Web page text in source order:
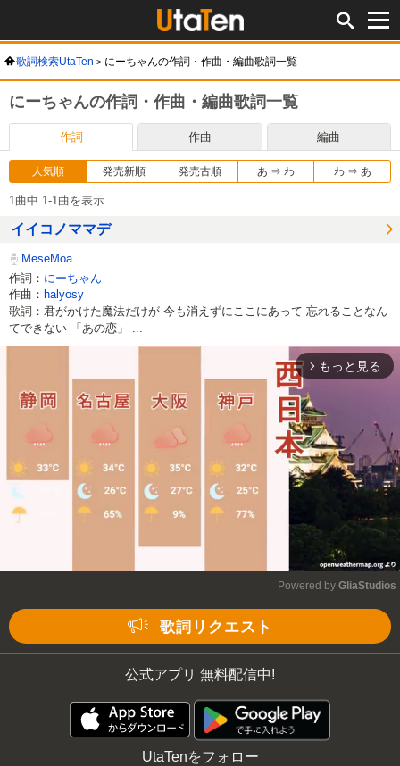
歌詞検索UtaTen にーちゃんの作詞・作曲・編曲歌詞一覧
にーちゃんの作詞・作曲・編曲歌詞一覧
作詞 作曲 編曲
人気順 発売新順 発売古順 あ ⇒ わ わ ⇒ あ
1曲中 1-1曲を表示
イイコノママデ
MeseMoa.
作詞： にーちゃん
作曲： halyosy
歌詞：君がかけた魔法だけが 今も消えずにここにあって 忘れることなん
てできない 「あの恋」 ...
arrow_forward_ios もっと見る
Powered by GliaStudios
歌詞リクエスト
公式アプリ 無料配信中!
UtaTenをフォロー